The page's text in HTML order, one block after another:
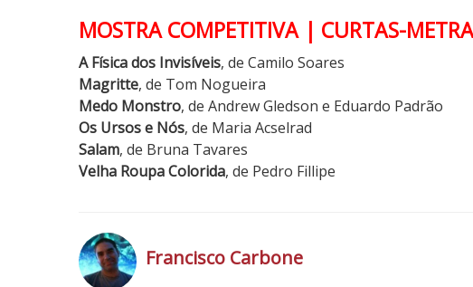
MOSTRA COMPETITIVA | CURTAS-
A Física dos Invisíveis, de Camilo Soares
Magritte, de Tom Nogueira
Medo Monstro, de Andrew Gledson e Eduardo Padrão
Os Ursos e Nós, de Maria Acselrad
Salam, de Bruna Tavares
Velha Roupa Colorida, de Pedro Fillipe
Francisco Carbone